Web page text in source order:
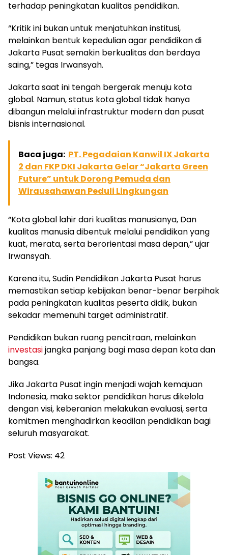
terhadap peningkatan kualitas pendidikan.
“Kritik ini bukan untuk menjatuhkan institusi,
melainkan bentuk kepedulian agar pendidikan di
Jakarta Pusat semakin berkualitas dan berdaya
saing,” tegas Irwansyah.
Jakarta saat ini tengah bergerak menuju kota
global. Namun, status kota global tidak hanya
dibangun melalui infrastruktur modern dan pusat
bisnis internasional.
Baca juga: PT. Pegadaian Kanwil IX Jakarta
2 dan FKP DKI Jakarta Gelar “Jakarta Green
Future” untuk Dorong Pemuda dan
Wirausahawan Peduli Lingkungan
“Kota global lahir dari kualitas manusianya, Dan
kualitas manusia dibentuk melalui pendidikan yang
kuat, merata, serta berorientasi masa depan,” ujar
Irwansyah.
Karena itu, Sudin Pendidikan Jakarta Pusat harus
memastikan setiap kebijakan benar-benar berpihak
pada peningkatan kualitas peserta didik, bukan
sekadar memenuhi target administratif.
Pendidikan bukan ruang pencitraan, melainkan
investasijangka panjang bagi masa depan kota dan
bangsa.
Jika Jakarta Pusat ingin menjadi wajah kemajuan
Indonesia, maka sektor pendidikan harus dikelola
dengan visi, keberanian melakukan evaluasi, serta
komitmen menghadirkan keadilan pendidikan bagi
seluruh masyarakat.
Post Views: 42